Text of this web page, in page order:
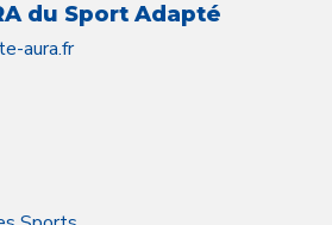
du Sport Adapté
aura.fr